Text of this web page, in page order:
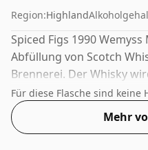
Region:Highland
Spiced Figs 1990
Abfüllung von Scotch
Brennerei. Der Whisky
Alkoholgehalt von 46 %
gegenüber dem
wird in der De-facto-
Für diese Flasche sind keine
Mehr